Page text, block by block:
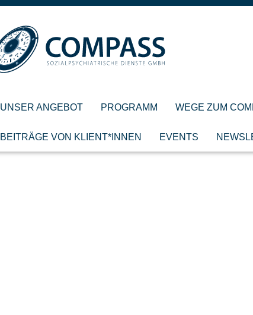
UNSER ANGEBOT PROGRAMM WEGE ZUM
BEITRÄGE VON KLIENT*INNEN EVENTS